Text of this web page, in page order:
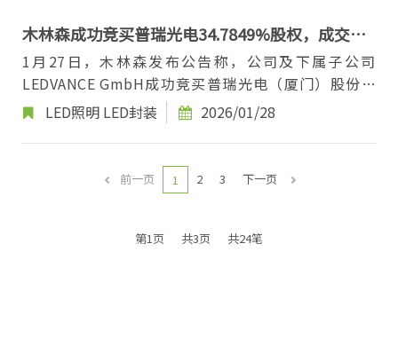
木林森成功竞买普瑞光电34.7849%股权，成交价9
亿元
1月27日，木林森发布公告称，公司及下属子公司
LEDVANCE GmbH成功竞买普瑞光电（厦门）股份有
限公司（以下简称“普瑞光电”）34.7849%股权，最
LED照明 LED封装 2026/01/28
前一页 1 2 3 下一页
第1页 共3页 共24笔